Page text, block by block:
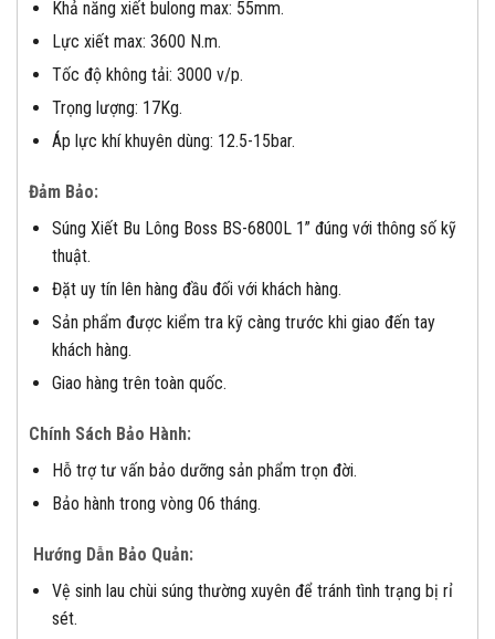
Khả năng xiết bulong max: 55mm.
Lực xiết max: 3600 N.m.
Tốc độ không tải: 3000 v/p.
Trọng lượng: 17Kg.
Áp lực khí khuyên dùng: 12.5-15bar.
Đảm Bảo:
Súng Xiết Bu Lông Boss BS-6800L 1” đúng với thông số kỹ
thuật.
Đặt uy tín lên hàng đầu đối với khách hàng.
Sản phẩm được kiểm tra kỹ càng trước khi giao đến tay
khách hàng.
Giao hàng trên toàn quốc.
Chính Sách Bảo Hành:
Hỗ trợ tư vấn bảo dưỡng sản phẩm trọn đời.
Bảo hành trong vòng 06 tháng.
Hướng Dẫn Bảo Quản:
Vệ sinh lau chùi súng thường xuyên để tránh tình trạng bị rỉ
sét.